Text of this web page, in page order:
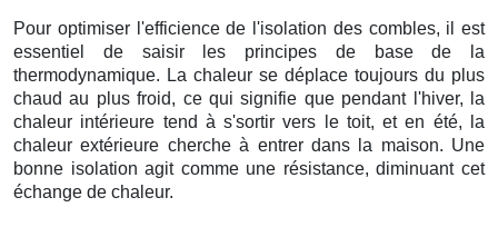
Pour optimiser l'efficience de l'isolation des combles, il est
essentiel de saisir les principes de base de la
thermodynamique. La chaleur se déplace toujours du plus
chaud au plus froid, ce qui signifie que pendant l'hiver, la
chaleur intérieure tend à s'sortir vers le toit, et en été, la
chaleur extérieure cherche à entrer dans la maison. Une
bonne isolation agit comme une résistance, diminuant cet
échange de chaleur.